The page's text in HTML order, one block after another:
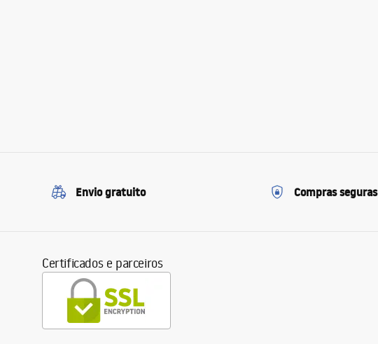
Envio gratuito Compras seguras
Certificados e parceiros